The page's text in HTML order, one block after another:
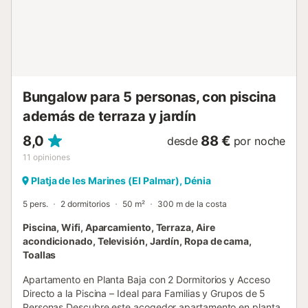
Bungalow para 5 personas, con piscina
además de terraza y jardín
8,0
11 opiniones
desde 88 € por noche
Platja de les Marines (El Palmar), Dénia
5 pers. 2 dormitorios 50 m² 300 m de la costa
Piscina, Wifi, Aparcamiento, Terraza, Aire
acondicionado, Televisión, Jardín, Ropa de cama,
Toallas
Apartamento en Planta Baja con 2 Dormitorios y Acceso
Directo a la Piscina – Ideal para Familias y Grupos de 5